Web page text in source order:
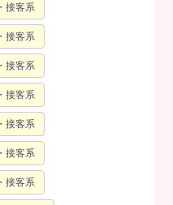
接客系
接客系
接客系
接客系
接客系
接客系
接客系